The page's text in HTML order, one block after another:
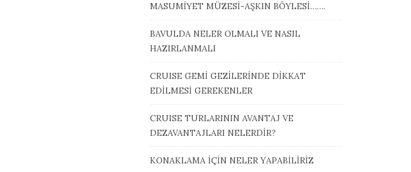
MASUMİYET MÜZESİ-AŞKIN BÖYLESİ…….
BAVULDA NELER OLMALI VE NASIL
HAZIRLANMALI
CRUISE GEMİ GEZİLERİNDE DİKKAT
EDİLMESİ GEREKENLER
CRUISE TURLARININ AVANTAJ VE
DEZAVANTAJLARI NELERDİR?
KONAKLAMA İÇİN NELER YAPABİLİRİZ